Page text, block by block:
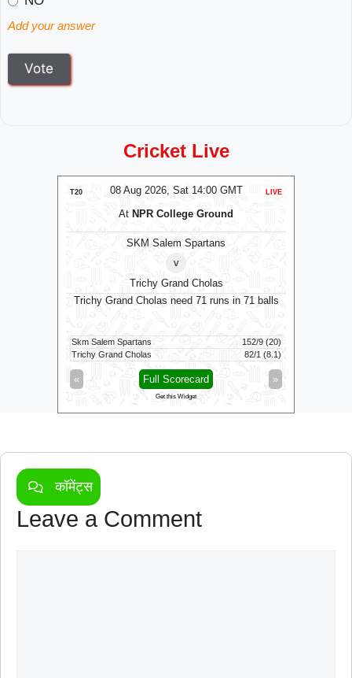
Add your answer
Cricket Live
08 Aug 2026, Sat 14:00 GMT
T20 LIVE
At NPR College Ground
SKM Salem Spartans
v
Trichy Grand Cholas
Trichy Grand Cholas need 71 runs in 71 balls
Skm Salem Spartans
152/9 (20)
Trichy Grand Cholas
82/1 (8.1)
« »
Full Scorecard
Get this Widget
कॉमेंट्स
Leave a Comment